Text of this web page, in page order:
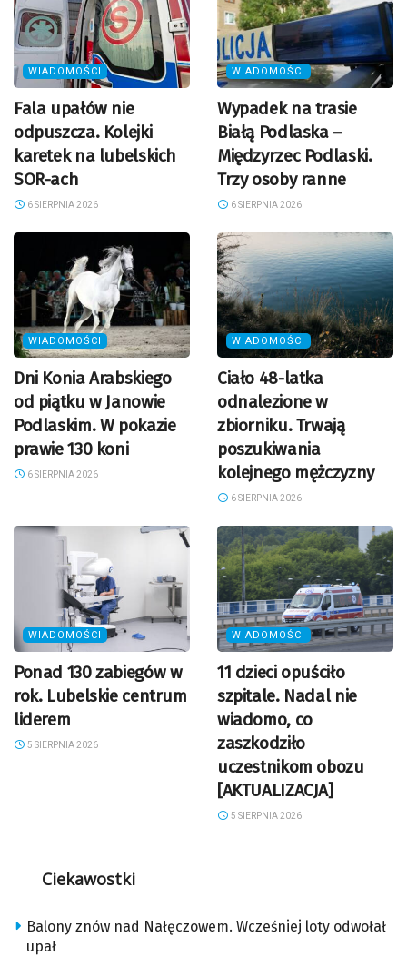
WIADOMOŚCI
Fala upałów nie
odpuszcza. Kolejki
karetek na lubelskich
SOR-ach
6 SIERPNIA 2026
WIADOMOŚCI
Wypadek na trasie
Białą Podlaska –
Międzyrzec Podlaski.
Trzy osoby ranne
6 SIERPNIA 2026
WIADOMOŚCI
Dni Konia Arabskiego
od piątku w Janowie
Podlaskim. W pokazie
prawie 130 koni
6 SIERPNIA 2026
WIADOMOŚCI
Ciało 48-latka
odnalezione w
zbiorniku. Trwają
poszukiwania
kolejnego mężczyzny
6 SIERPNIA 2026
WIADOMOŚCI
Ponad 130 zabiegów w
rok. Lubelskie centrum
liderem
5 SIERPNIA 2026
WIADOMOŚCI
11 dzieci opuściło
szpitale. Nadal nie
wiadomo, co
zaszkodziło
uczestnikom obozu
[AKTUALIZACJA]
5 SIERPNIA 2026
Ciekawostki
Balony znów nad Nałęczowem. Wcześniej loty odwołał
upał